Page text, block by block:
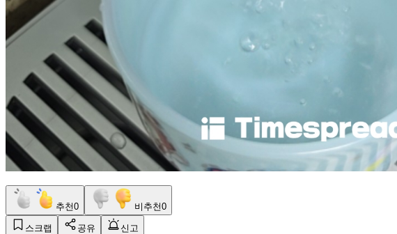
추천0 비추천0
스크랩 공유
신고